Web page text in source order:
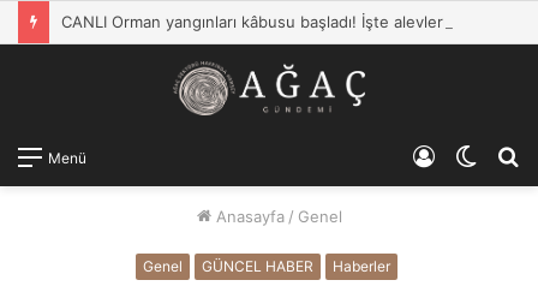
Menü
Dış
Kayıt
Ol
Anasayfa / Genel
Genel GÜNCEL HABER Haberler